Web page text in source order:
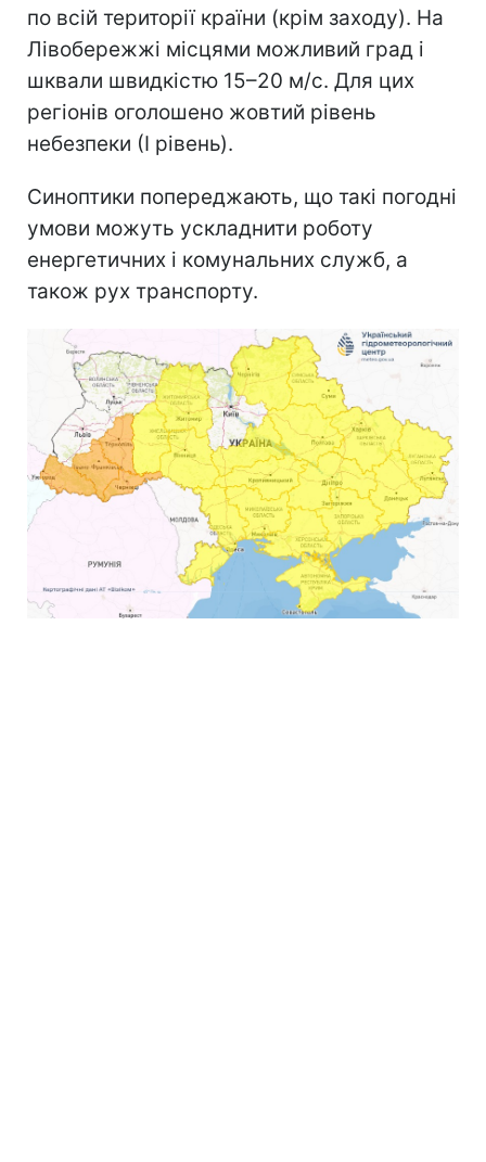
по всій території країни (крім заходу). На
Лівобережжі місцями можливий град і
шквали швидкістю 15–20 м/с. Для цих
регіонів оголошено жовтий рівень
небезпеки (І рівень).
Синоптики попереджають, що такі погодні
умови можуть ускладнити роботу
енергетичних і комунальних служб, а
також рух транспорту.